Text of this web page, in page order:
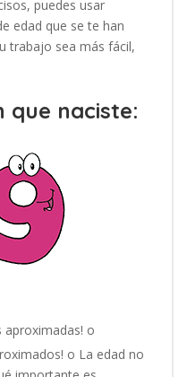
puedes usar
edad que se te han
trabajo sea más fácil,
que naciste:
aproximadas! o
o La edad no